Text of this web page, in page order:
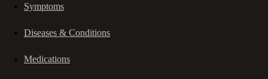
Symptoms
Diseases & Conditions
Medications